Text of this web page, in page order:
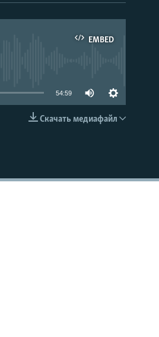
EMBED
EMBED
54:59
Скачать медиафайл